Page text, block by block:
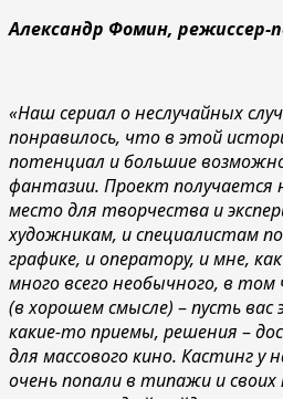
Александр Фомин, режиссер-
«Наш сериал о неслучайных
понравилось, что в этой
потенциал и большие
фантазии. Проект получается
место для творчества и
художникам, и специалистам
графике, и оператору, и мне,
много всего необычного, в том
(в хорошем смысле) –пусть вас
какие-то приемы, решения –
для массового кино. Кастинг
очень попали в типажи и